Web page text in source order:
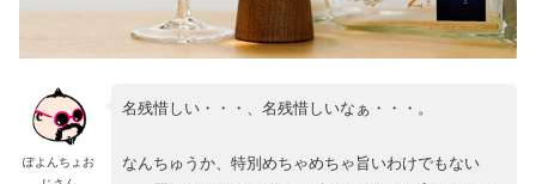
ぽよんちょお
名残惜しい・・・、名残惜しいなぁ・・・。
なんちゅうか、特別めちゃめちゃ旨いわけでもない